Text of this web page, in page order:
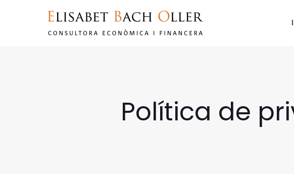
Política de